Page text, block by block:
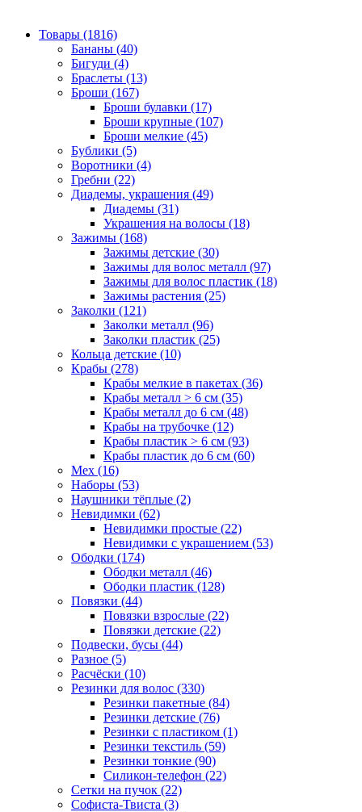
Товары (1816)
Бананы (40)
Бигуди (4)
Браслеты (13)
Броши (167)
Броши булавки (17)
Броши крупные (107)
Броши мелкие (45)
Бублики (5)
Воротники (4)
Гребни (22)
Диадемы, украшения (49)
Диадемы (31)
Украшения на волосы (18)
Зажимы (168)
Зажимы детские (30)
Зажимы для волос металл (97)
Зажимы для волос пластик (18)
Зажимы растения (25)
Заколки (121)
Заколки металл (96)
Заколки пластик (25)
Кольца детские (10)
Крабы (278)
Крабы мелкие в пакетах (36)
Крабы металл > 6 см (35)
Крабы металл до 6 см (48)
Крабы на трубочке (12)
Крабы пластик > 6 см (93)
Крабы пластик до 6 см (60)
Мех (16)
Наборы (53)
Наушники тёплые (2)
Невидимки (62)
Невидимки простые (22)
Невидимки с украшением (53)
Ободки (174)
Ободки металл (46)
Ободки пластик (128)
Повязки (44)
Повязки взрослые (22)
Повязки детские (22)
Подвески, бусы (44)
Разное (5)
Расчёски (10)
Резинки для волос (330)
Резинки пакетные (84)
Резинки детские (76)
Резинки с пластиком (1)
Резинки текстиль (59)
Резинки тонкие (90)
Силикон-телефон (22)
Сетки на пучок (22)
Софиста-Твиста (3)